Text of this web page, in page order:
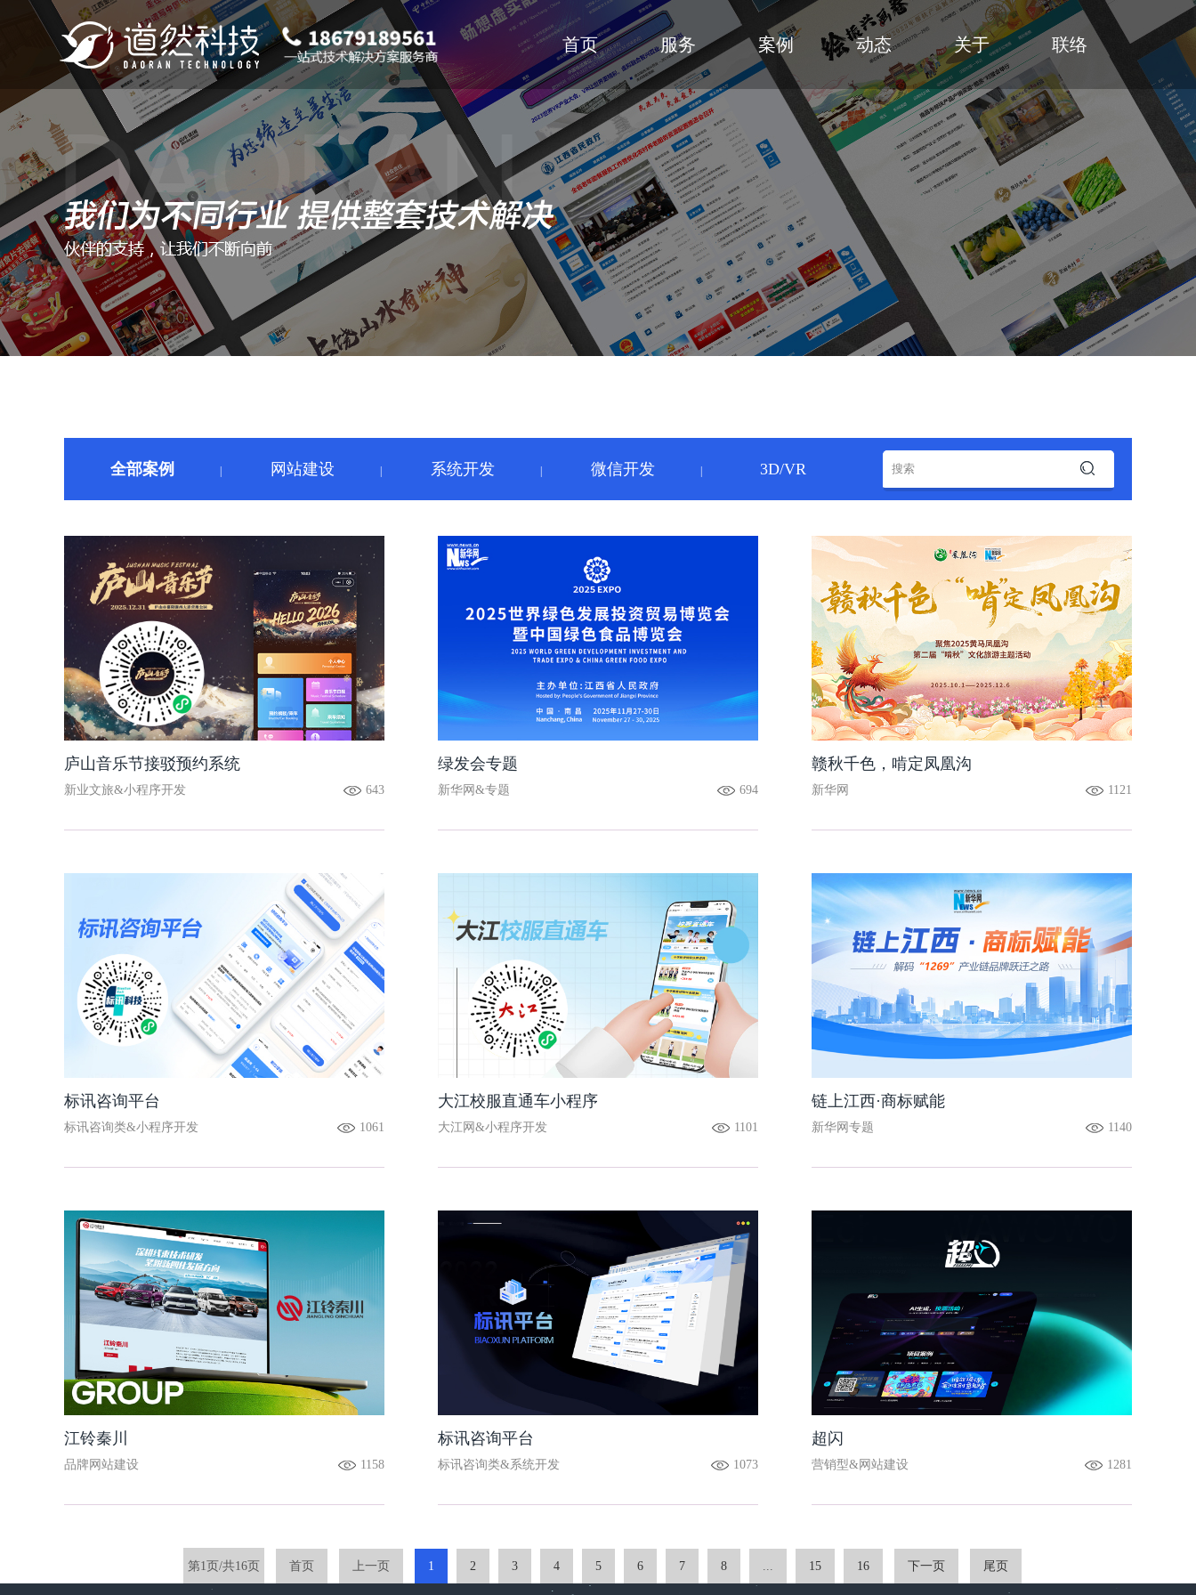
首页 服务 案例 动态 关于 联络
全部案例 网站建设 系统开发 微信开发 3D/VR
庐山音乐节接驳预约系统
新业文旅&小程序开发 643
绿发会专题
新华网&专题 694
赣秋千色，啃定凤凰沟
新华网 1121
标讯咨询平台
标讯咨询类&小程序开发 1061
大江校服直通车小程序
大江网&小程序开发 1101
链上江西·商标赋能
新华网专题 1140
江铃秦川
品牌网站建设 1158
标讯咨询平台
标讯咨询类&系统开发 1073
超闪
营销型&网站建设 1281
第1页/共16页 首页 上一页 1 2 3 4 5 6 7 8 ... 15 16 下一页 尾页